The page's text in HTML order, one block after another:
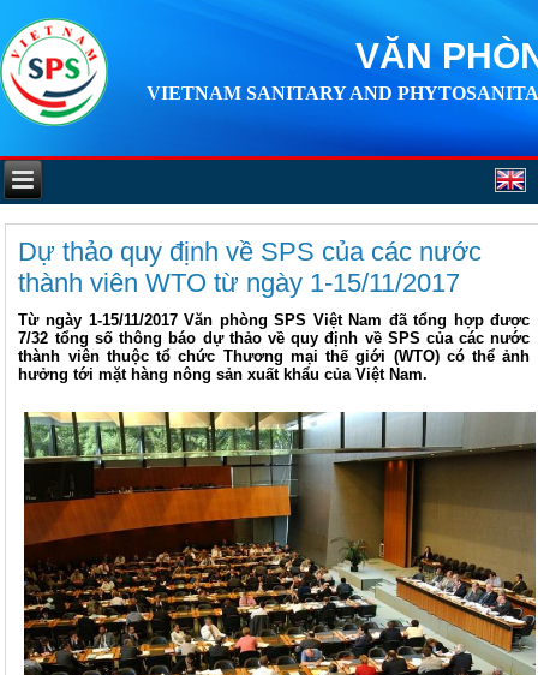
VĂN
VIETNAM SANITARY AND
Dự thảo quy định về SPS của các nước
thành viên WTO từ ngày 1-15/11/2017
Từ ngày 1-15/11/2017 Văn phòng SPS Việt Nam đã tổng hợp được
7/32 tổng số thông báo dự thảo về quy định về SPS của các nước
thành viên thuộc tổ chức Thương mại thế giới (WTO) có thể ảnh
hưởng tới mặt hàng nông sản xuất khẩu của Việt Nam.